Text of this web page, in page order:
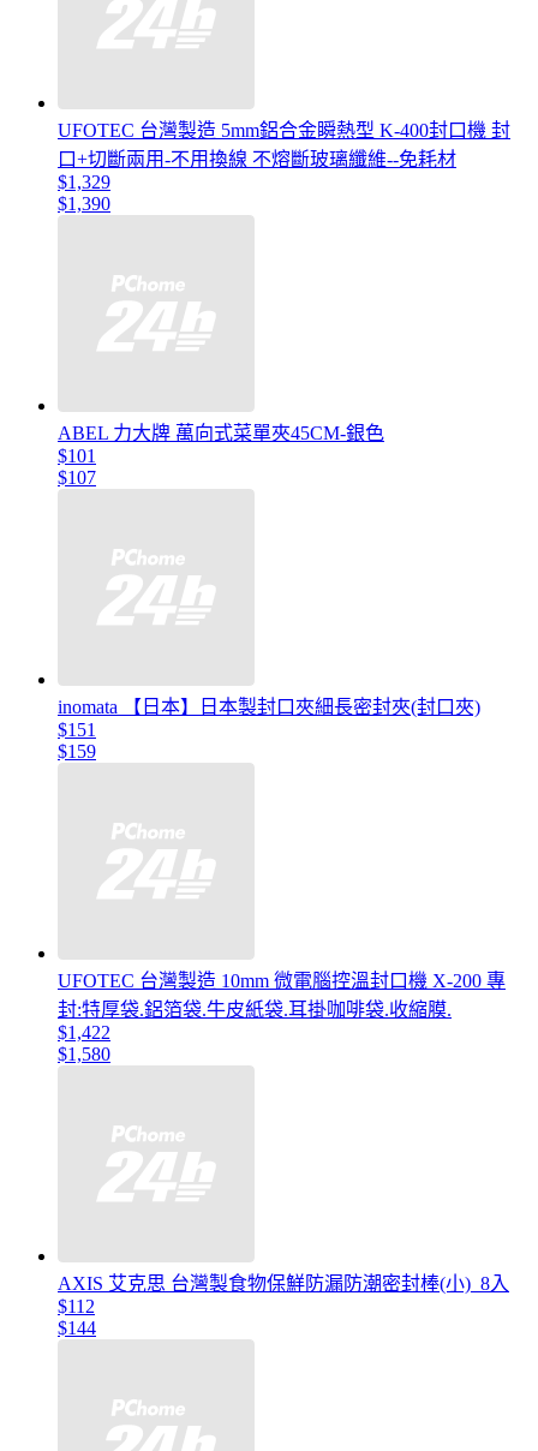
UFOTEC 台灣製造 5mm鋁合金瞬熱型 K-400封口機 封
口+切斷兩用-不用換線 不熔斷玻璃纖維--免耗材
$1,329
$1,390
ABEL 力大牌 萬向式菜單夾45CM-銀色
$101
$107
inomata 【日本】日本製封口夾細長密封夾(封口夾)
$151
$159
UFOTEC 台灣製造 10mm 微電腦控溫封口機 X-200 專
封:特厚袋.鋁箔袋.牛皮紙袋.耳掛咖啡袋.收縮膜.
$1,422
$1,580
AXIS 艾克思 台灣製食物保鮮防漏防潮密封棒(小)_8入
$112
$144